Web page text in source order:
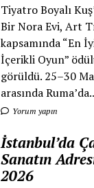
Tiyatro Boyalı
Bir Nora Evi, Art
kapsamında “En
İçerikli Oyun”
görüldü. 25–30
arasında
Yorum yapın
İstanbul’da
Sanatın
2026